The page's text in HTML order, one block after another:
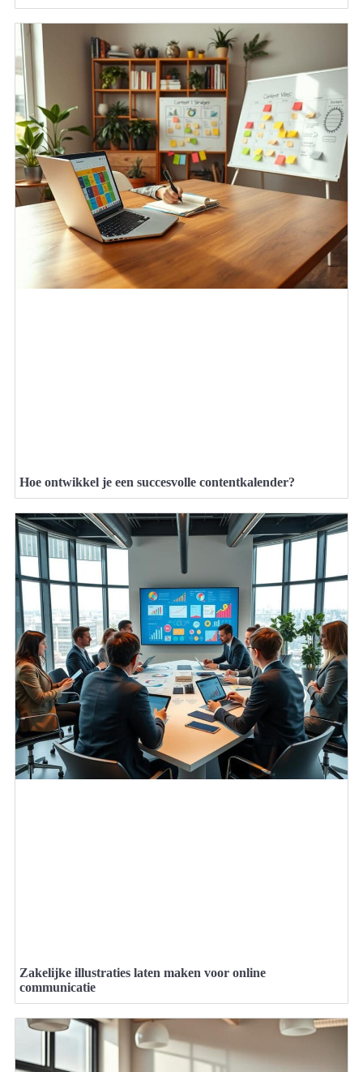
Hoe ontwikkel je een succesvolle contentkalender?
Zakelijke illustraties laten maken voor online
communicatie